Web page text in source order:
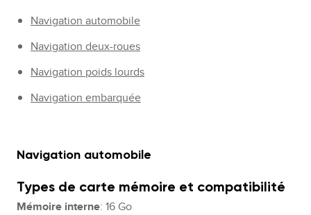
Navigation automobile
Navigation deux-roues
Navigation poids lourds
Navigation embarquée
Navigation automobile
Types de carte mémoire et compatibilité
Mémoire interne: 16 Go